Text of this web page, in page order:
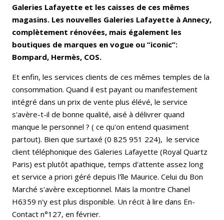
Galeries Lafayette et les caisses de ces mêmes
magasins. Les nouvelles Galeries Lafayette à Annecy,
complètement rénovées, mais également les
boutiques de marques en vogue ou “iconic”:
Bompard, Hermès, COS.
Et enfin, les services clients de ces mêmes temples de la
consommation. Quand il est payant ou manifestement
intégré dans un prix de vente plus élévé, le service
s'avère-t-il de bonne qualité, aisé à délivrer quand
manque le personnel ? ( ce qu'on entend quasiment
partout). Bien que surtaxé (0 825 951 224), le service
client téléphonique des Galeries Lafayette (Royal Quartz
Paris) est plutôt apathique, temps d'attente assez long
et service a priori géré depuis l'île Maurice. Celui du Bon
Marché s'avère exceptionnel. Mais la montre Chanel
H6359 n'y est plus disponible. Un récit à lire dans En-
Contact n°127, en février.